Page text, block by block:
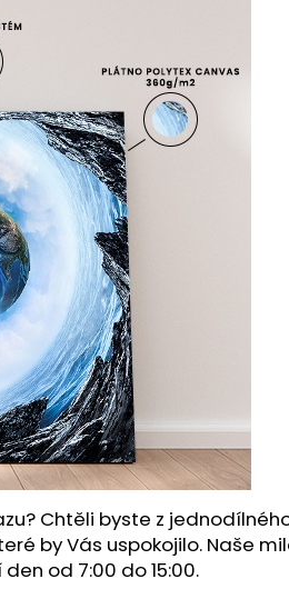
Chtěli byste z
by Vás uspokojilo. Naše
od 7:00 do 15:00.